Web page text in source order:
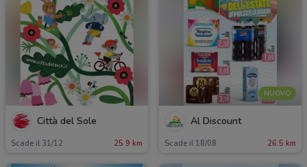
Città del Sole
Scade il 31/12 25.9 km
NUOVO
Al Discount
Scade il 18/08 26.5 km